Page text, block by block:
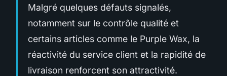
Malgré quelques défauts signalés,
notamment sur le contrôle qualité et
certains articles comme le Purple Wax, la
réactivité du service client et la rapidité de
livraison renforcent son attractivité.